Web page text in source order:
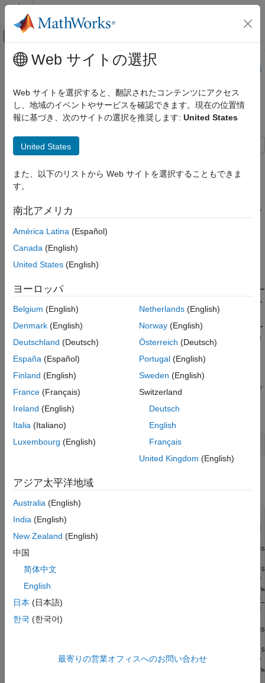
コンテンツへスキップ
オフキャンバス ナビゲーション メ
ドキュメンテーションのホーム
自動車
Vehicle Network Toolbox
MATLABでのコミュニケーション
SocketCAN デバイス入門
項目一覧
別する
SocketCAN デバイスの設定
ション）
構成されたデバイスをオンラインにする
オンラインデバイスを停止する
メインコンテンツ
このページは機械翻訳を使用して翻訳されました。最新版の英語
SocketCAN デバイス入門
セットアップ、構成し、Vehicle Network Toolbox ™ を使用して
SocketCAN デバイスを構成するには、システム (sudo) 権限が必
SocketCAN 対応 CAN/CAN FD デバイス (
ます。
Linuxシステム上のSocketCANデバイスを識別する
CAN/CAN FD に関連付けられた SocketCAN ネイティブ インター
フェイスの場合、ハードウェア デバイスはそれらを Linux ネット
ワーク層で can0
、can2 などとして登録します。
SocketCAN デバイスを Linux システムに接続すると、Linux カー
ネルは対応するデバイス ドライバーをロードし、Linux ネットワ
スを作成します (例:
システムで使用可能な SocketCAN/CAN FD 対応ハードウェア デ
ドを実行します。
ip -details link show type can
FD デバイスが一覧表示されます。
% ip -details link show type can
7: can0: <NOARP,ECHO> mtu 16 qdisc pfifo_fast state
    link/can  promiscuity 0 minmtu 0 maxmtu 0
can state STOPPED (berr-counter tx 0 rx 0) restart-
	  bitrate 500000 sample-point 0.875
	  tq 12 prop-seg 69 phase-seg1 70 phase-seg2 20 sjw 1
	  pcan_usb_pro_fd: dtseg1 1..32 dtseg2 1..16 dsjw 1..16 dbrp 1..1024 dbrp-inc 1
	  clock 80000000 numtxqueues 1 numrxqueues 1 gso_max_size 65536 gso_max_segs 65535
8: can1: <NOARP,ECHO> mtu 16 qdisc pfifo_fast state
    link/can  promiscuity 0 minmtu 0 maxmtu 0
can state STOPPED (berr-counter tx 0 rx 0) restart-
	  pcan_usb_pro_fd: tseg1 1..256 tseg2 1..128 sjw 1..128 brp 1..1024 brp-inc 1
Web サイトの選択
Web サイトを選択すると、翻訳されたコンテンツにアクセス
し、地域のイベントやサービスを確認できます。現在の位置情
報に基づき、次のサイトの選択を推奨します: United States
United States
また、以下のリストから Web サイトを選択することもできま
す。
南北アメリカ
América Latina (Español)
Canada (English)
United States (English)
ヨーロッパ
Belgium (English)
Denmark (English)
Deutschland (Deutsch)
España (Español)
Finland (English)
France (Français)
Ireland (English)
Italia (Italiano)
Luxembourg (English)
Netherlands(English)
Norway(English)
Österreich (Deutsch)
Portugal(English)
Sweden (English)
Switzerland
Deutsch
English
Français
United Kingdom (English)
アジア太平洋地域
Australia (English)
India (English)
New Zealand (English)
中国
简体中文
English
日本 (日本語)
한국 (한국어)
最寄りの営業オフィスへのお問い合わせ